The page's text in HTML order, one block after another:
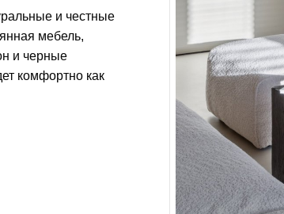
и честные
мебель,
и черные
комфортно как